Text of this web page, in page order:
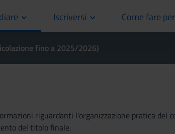
Iscriversi Come fare per
current
fino a 2025/2026)
riguardanti l'organizzazione pratica
del titolo finale.